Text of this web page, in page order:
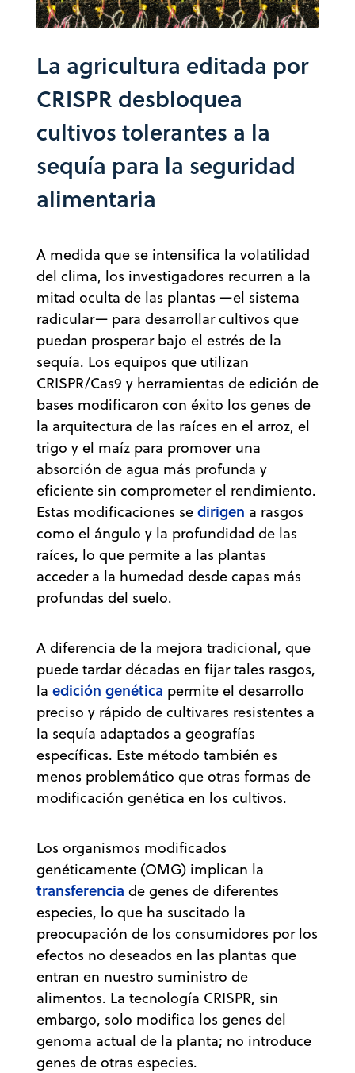
La agricultura editada por
CRISPR desbloquea
cultivos tolerantes a la
sequía para la seguridad
alimentaria
A medida que se intensifica la volatilidad
del clima, los investigadores recurren a la
mitad oculta de las plantas —el sistema
radicular— para desarrollar cultivos que
puedan prosperar bajo el estrés de la
sequía. Los equipos que utilizan
CRISPR/Cas9 y herramientas de edición de
bases modificaron con éxito los genes de
la arquitectura de las raíces en el arroz, el
trigo y el maíz para promover una
absorción de agua más profunda y
eficiente sin comprometer el rendimiento.
Estas modificaciones se dirigen a rasgos
como el ángulo y la profundidad de las
raíces, lo que permite a las plantas
acceder a la humedad desde capas más
profundas del suelo.
A diferencia de la mejora tradicional, que
puede tardar décadas en fijar tales rasgos,
la edición genética permite el desarrollo
preciso y rápido de cultivares resistentes a
la sequía adaptados a geografías
específicas. Este método también es
menos problemático que otras formas de
modificación genética en los cultivos.
Los organismos modificados
genéticamente (OMG) implican la
transferencia de genes de diferentes
especies, lo que ha suscitado la
preocupación de los consumidores por los
efectos no deseados en las plantas que
entran en nuestro suministro de
alimentos. La tecnología CRISPR, sin
embargo, solo modifica los genes del
genoma actual de la planta; no introduce
genes de otras especies.